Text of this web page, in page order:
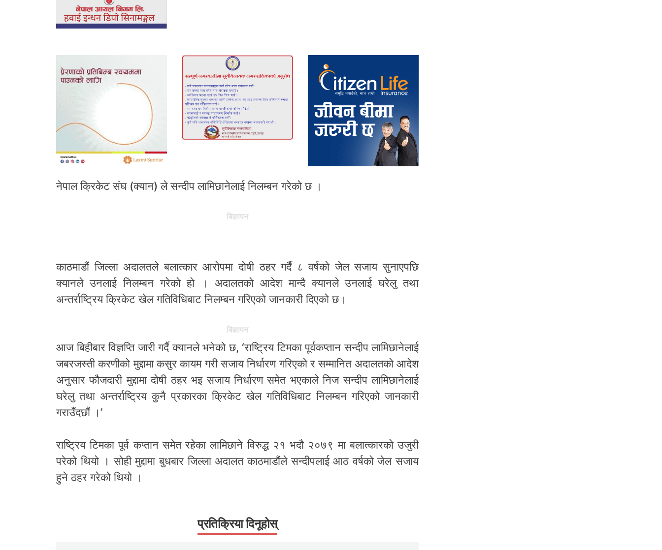
नेपाल क्रिकेट संघ (क्यान) ले सन्दीप लामिछानेलाई निलम्बन गरेको छ ।
बिज्ञापन
काठमाडौं जिल्ला अदालतले बलात्कार आरोपमा दोषी ठहर गर्दै ८ वर्षको जेल सजाय सुनाएपछि
क्यानले उनलाई निलम्बन गरेको हो । अदालतको आदेश मान्दै क्यानले उनलाई घरेलु तथा
अन्तर्राष्ट्रिय क्रिकेट खेल गतिविधिबाट निलम्बन गरिएको जानकारी दिएको छ।
बिज्ञापन
आज बिहीबार विज्ञप्ति जारी गर्दै क्यानले भनेको छ, ‘राष्ट्रिय टिमका पूर्वकप्तान सन्दीप लामिछानेलाई
जबरजस्ती करणीको मुद्दामा कसुर कायम गरी सजाय निर्धारण गरिएको र सम्मानित अदालतको आदेश
अनुसार फौजदारी मुद्दामा दोषी ठहर भइ सजाय निर्धारण समेत भएकाले निज सन्दीप लामिछानेलाई
घरेलु तथा अन्तर्राष्ट्रिय कुनै प्रकारका क्रिकेट खेल गतिविधिबाट निलम्बन गरिएको जानकारी
गराउँदछौं ।’
राष्ट्रिय टिमका पूर्व कप्तान समेत रहेका लामिछाने विरुद्ध २१ भदौ २०७९ मा बलात्कारको उजुरी
परेको थियो । सोही मुद्दामा बुधबार जिल्ला अदालत काठमाडौंले सन्दीपलाई आठ वर्षको जेल सजाय
हुने ठहर गरेको थियो ।
प्रतिक्रिया दिनूहोस्